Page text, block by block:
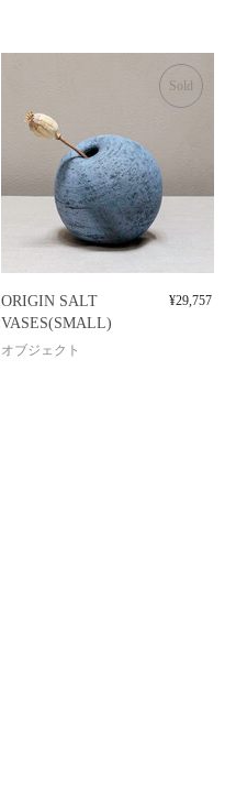
Sold
ORIGIN SALT
VASES(SMALL)
オブジェクト
¥29,757